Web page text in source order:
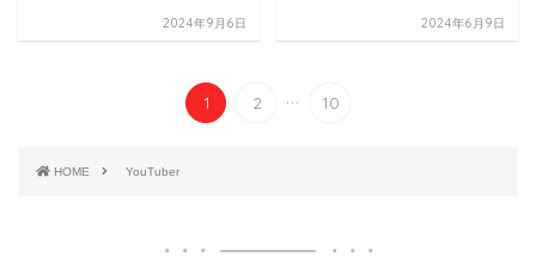
2024年9月6日 2024年6月9日
1 2 ... 10
HOME YouTuber